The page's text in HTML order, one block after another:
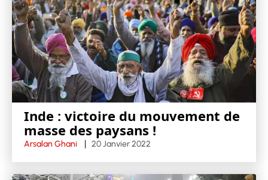
Inde : victoire du mouvement de
masse des paysans !
Arsalan Ghani 20 Janvier 2022